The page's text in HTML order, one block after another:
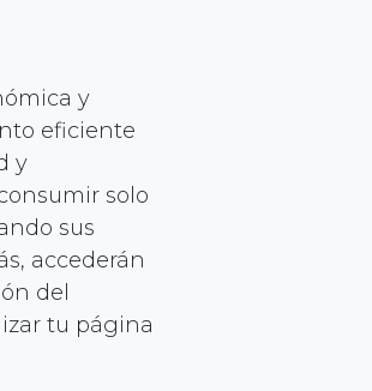
y
eficiente
y
solo
sus
accederán
del
tu página